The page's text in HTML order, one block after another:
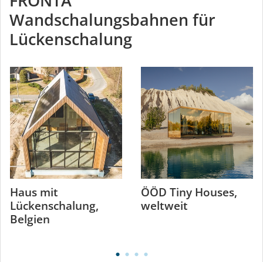
Wandschalungsbahnen für
Lückenschalung
Haus mit
Lückenschalung,
Belgien
ÖÖD Tiny Houses,
weltweit